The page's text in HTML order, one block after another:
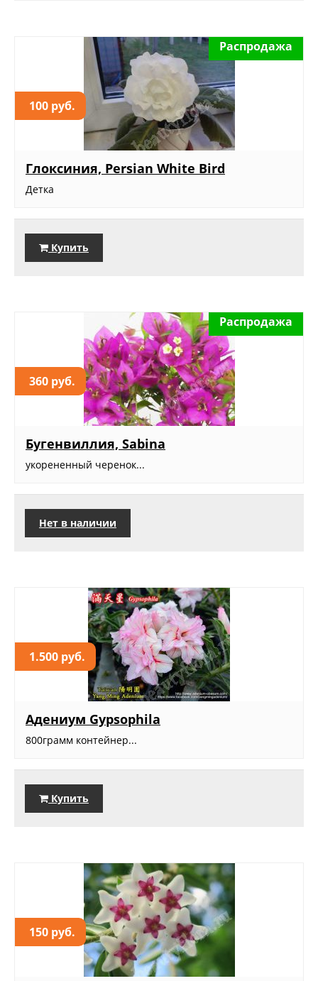
100 руб.
Распродажа
Глоксиния, Persian White Bird
Детка
Купить
360 руб.
Распродажа
Бугенвиллия, Sabina
укорененный черенок...
Нет в наличии
1.500 руб.
Адениум Gypsophila
800грамм контейнер...
Купить
150 руб.